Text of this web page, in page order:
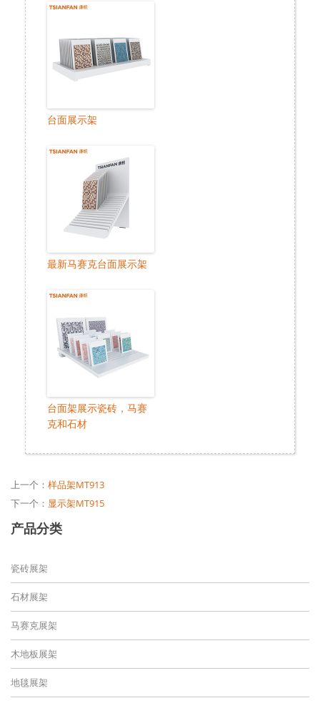
台面展示架
最新马赛克台面展示架
台面架展示瓷砖，马赛
克和石材
上一个： 样品架MT913
下一个： 显示架MT915
产品分类
瓷砖展架
石材展架
马赛克展架
木地板展架
地毯展架